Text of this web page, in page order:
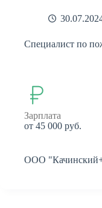
Специалист по
Зарплата
от 45 000 руб.
ООО